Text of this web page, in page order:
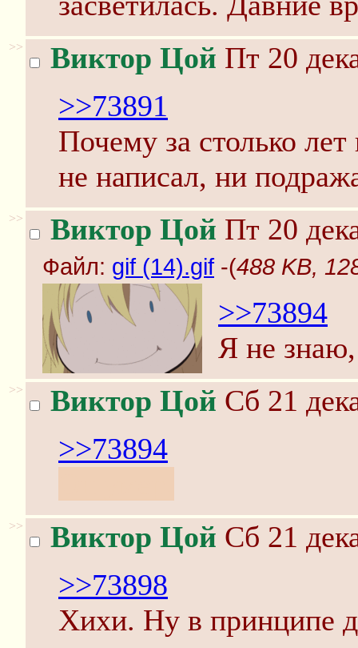
>> Виктор Цой Пт 20
>>73891
Почему за столько
не написал, ни
>> Виктор Цой Пт 20
Файл: gif (14).gif -(488 KB,
>>73894
Я не
>> Виктор Цой Сб 21
>>73894
>> Виктор Цой Сб 21
>>73898
Хихи. Ну в принципе